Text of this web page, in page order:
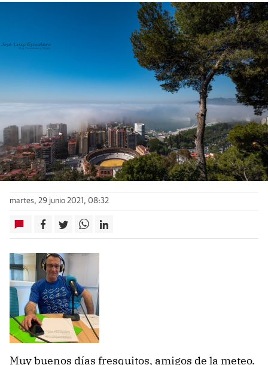
martes, 29 junio 2021, 08:32
Muy buenos días fresquitos, amigos de la meteo.